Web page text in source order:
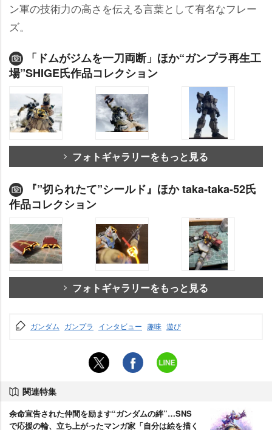
ン軍の技術力の高さを伝える言葉として有名なフレー
ズ。
「ドムがジムを一刀両断」ほか“ガンプラ再生工
場”SHIGE氏作品コレクション
フォトギャラリーをもっと見る
『”切られたて”シールド』ほか taka-taka-52氏
作品コレクション
フォトギャラリーをもっと見る
ガンダム ガンプラ インタビュー 趣味 遊び
関連特集
余命宣告された仲間を励ます“ガンダムの絆”…SNS
で応援の輪、立ち上がったマンガ家「自分は絵を描く